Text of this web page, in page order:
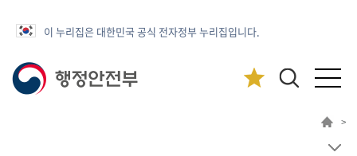
이 누리집은 대한민국 공식 전자정부 누리집입니다.
>